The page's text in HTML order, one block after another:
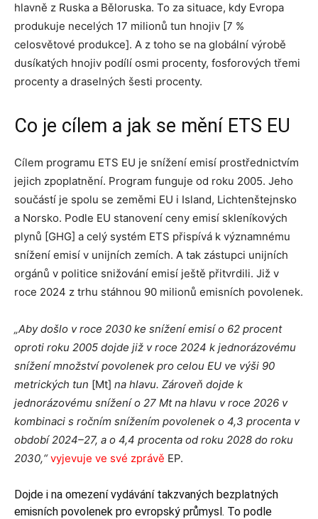
hlavně z Ruska a Běloruska. To za situace, kdy Evropa
produkuje necelých 17 milionů tun hnojiv [7 %
celosvětové produkce]. A z toho se na globální výrobě
dusíkatých hnojiv podílí osmi procenty, fosforových třemi
procenty a draselných šesti procenty.
Co je cílem a jak se mění ETS EU
Cílem programu ETS EU je snížení emisí prostřednictvím
jejich zpoplatnění. Program funguje od roku 2005. Jeho
součástí je spolu se zeměmi EU i Island, Lichtenštejnsko
a Norsko. Podle EU stanovení ceny emisí skleníkových
plynů [GHG] a celý systém ETS přispívá k významnému
snížení emisí v unijních zemích. A tak zástupci unijních
orgánů v politice snižování emisí ještě přitvrdili. Již v
roce 2024 z trhu stáhnou 90 milionů emisních povolenek.
„Aby došlo v roce 2030 ke snížení emisí o 62 procent
oproti roku 2005 dojde již v roce 2024 k jednorázovému
snížení množství povolenek pro celou EU ve výši 90
metrických tun [Mt] na hlavu. Zároveň dojde k
jednorázovému snížení o 27 Mt na hlavu v roce 2026 v
kombinaci s ročním snížením povolenek o 4,3 procenta v
období 2024–27, a o 4,4 procenta od roku 2028 do roku
2030,“ vyjevuje ve své zprávě EP.
Dojde i na omezení vydávání takzvaných bezplatných
emisních povolenek pro evropský průmysl. To podle